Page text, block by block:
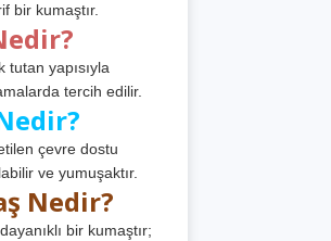
bir kumaştır.
tutan yapısıyla
tercih edilir.
çevre dostu
ve yumuşaktır.
Nedir?
bir kumaştır;